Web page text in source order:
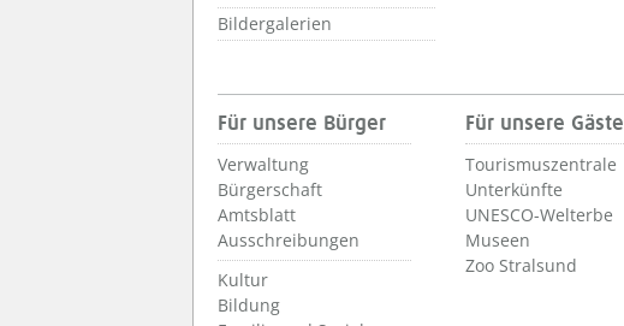
Bildergalerien
Für unsere Bürger
Verwaltung
Bürgerschaft
Amtsblatt
Ausschreibungen
Kultur
Bildung
Für unsere Gäste
Tourismuszentrale
Unterkünfte
UNESCO-Welterbe
Museen
Zoo Stralsund